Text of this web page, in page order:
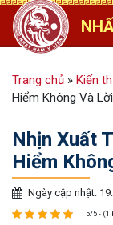
Trang chủ » Kiến
Hiểm Không Và
Nhịn Xuất
Hiểm
Ngày cập nhật:
5/5 - (1